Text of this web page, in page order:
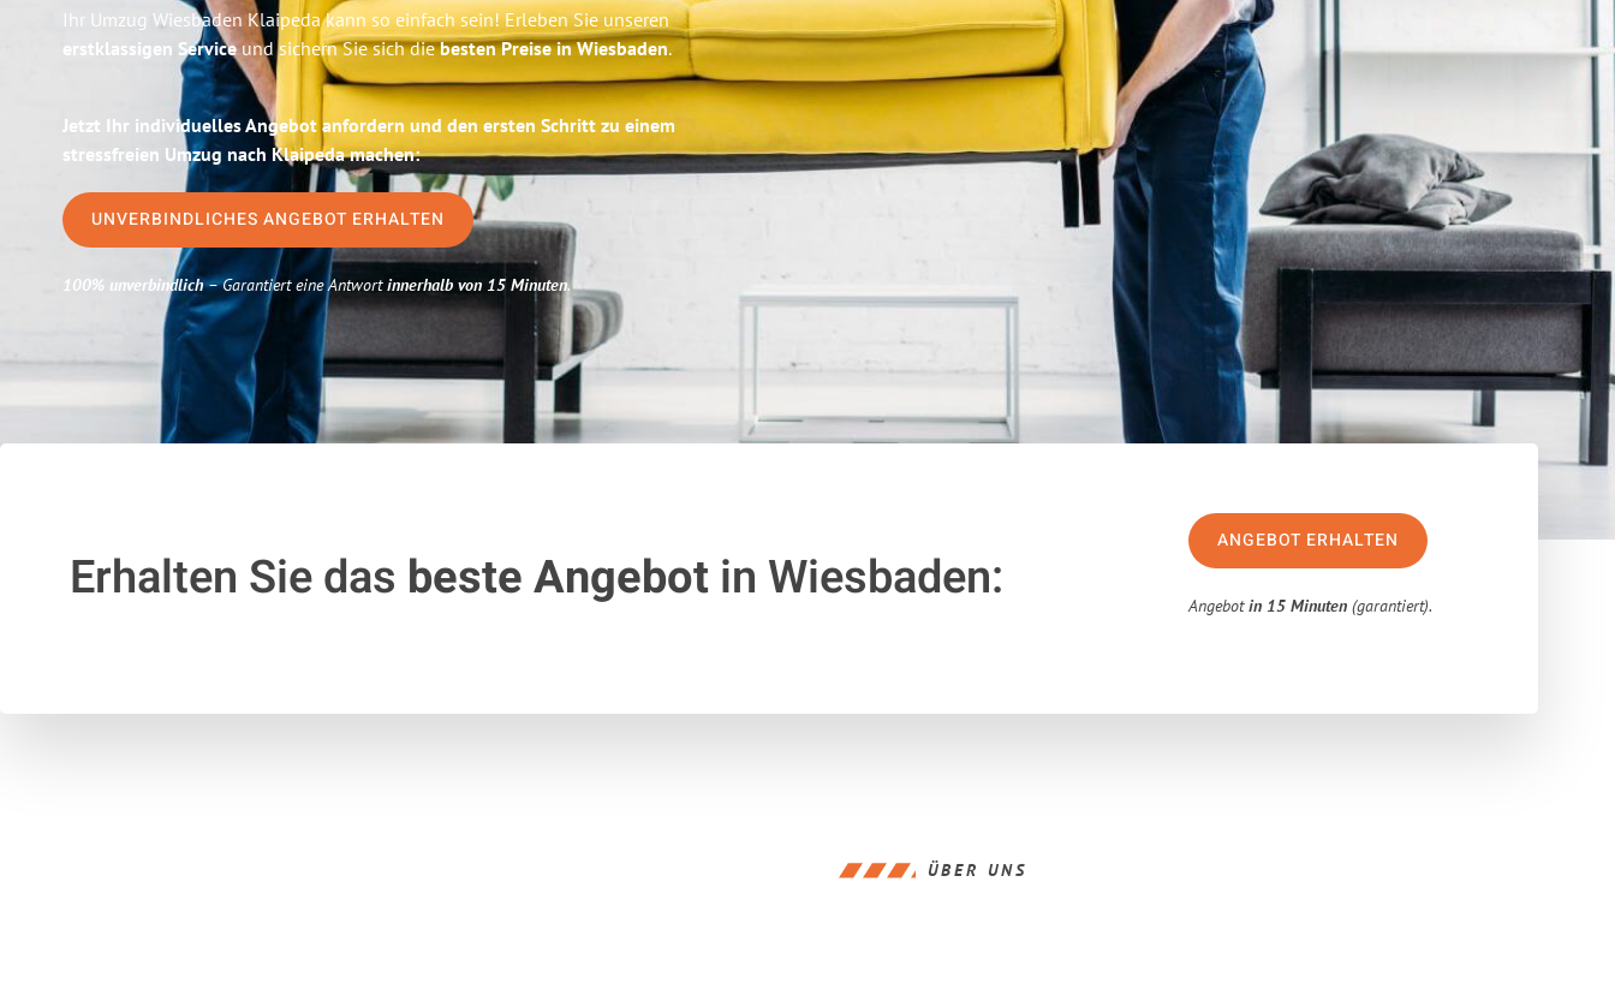
Ihr Umzug Wiesbaden Klaipeda kann so einfach sein! Erleben Sie unseren
erstklassigen Serviceund sichern Sie sich diebesten Preise in Wiesbaden.
Jetzt Ihr individuelles Angebot anfordern und den ersten Schritt zu einem
stressfreien Umzug nach Klaipeda machen:
UNVERBINDLICHES ANGEBOT ERHALTEN
100% unverbindlich– Garantiert eine Antwortinnerhalb von 15 Minuten.
Erhalten Sie das beste Angebotin Wiesbaden:
ANGEBOT ERHALTEN
Angebotin 15 Minuten (garantiert).
ÜBER UNS